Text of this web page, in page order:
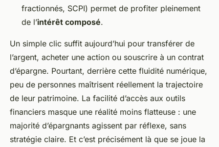
fractionnés, SCPI) permet de profiter pleinement
de l’intérêt composé.
Un simple clic suffit aujourd’hui pour transférer de
l’argent, acheter une action ou souscrire à un contrat
d’épargne. Pourtant, derrière cette fluidité numérique,
peu de personnes maîtrisent réellement la trajectoire
de leur patrimoine. La facilité d’accès aux outils
financiers masque une réalité moins flatteuse : une
majorité d’épargnants agissent par réflexe, sans
stratégie claire. Et c’est précisément là que se joue la